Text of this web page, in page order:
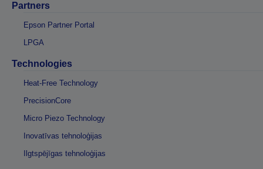
Partners
Epson Partner Portal
LPGA
Technologies
Heat-Free Technology
PrecisionCore
Micro Piezo Technology
Inovatīvas tehnoloģijas
Ilgtspējīgas tehnoloģijas